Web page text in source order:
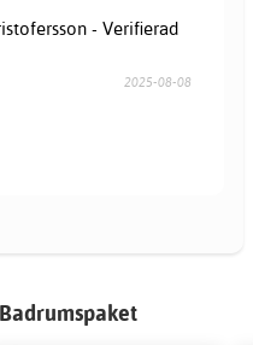
- Verifierad
2025-08-08